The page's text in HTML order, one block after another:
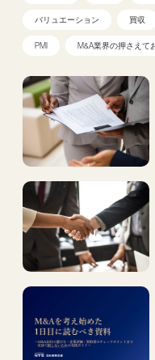
バリュエーション 買収
PMI M&A業界の押さえて